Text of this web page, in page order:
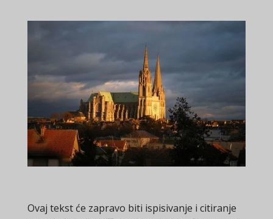
Ovaj tekst će zapravo biti ispisivanje i citiranje